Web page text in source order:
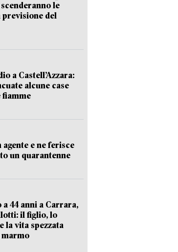
le
previsione del
a Castell’Azzara:
alcune case
fiamme
agente e ne ferisce
un quarantenne
44 anni a Carrara,
il figlio, lo
la vita spezzata